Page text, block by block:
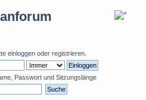
einloggen oder registrieren
Passwort und Sitzungslänge